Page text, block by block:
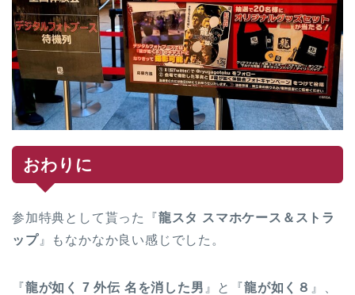
おわりに
参加特典として貰った『龍スタ スマホケース＆ストラ
ップ』もなかなか良い感じでした。
『龍が如く 7 外伝 名を消した男 』と『龍が如く８ 』、